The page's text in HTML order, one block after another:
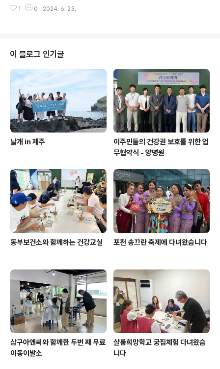
타국에 있으면 자신의 나라가더 생각난다고 합니다. 오늘
되었기를 희망해 봅니다.필리핀 독립기념일을 다시 한번
진심으로 축하드립니다.
1 0 2024. 6. 23.
이 블로그 인기글
날개 in 제주
이주민들의 건강권 보호를 위한 업
무협약식 - 양병원
동부보건소와 함께하는 건강교실 포천 송끄란 축제에 다녀왔습니다
삼구아앤씨와 함께한 두번 째 무료
이동이발소
샬롬희망학교 궁집체험 다녀왔습
니다